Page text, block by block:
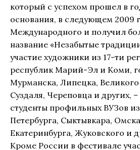
который с успехом прошел в
основания, в следующем 2009
Международного и получил
название «Незабытые
участие художники из 17-ти
республик Марий-Эл и Коми,
Мурманска, Липецка,
Суздаля, Череповца и других,
студенты профильных ВУЗов
Петербурга, Сыктывкара,
Екатеринбурга, Жуковского и
Кроме России в фестивале